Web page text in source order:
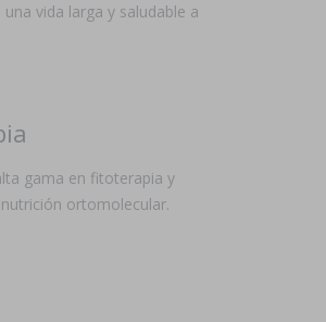
vida larga y saludable a
gama en fitoterapia y
ortomolecular.